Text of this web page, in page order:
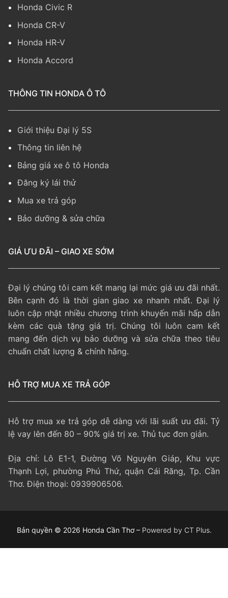
Honda Civic R
Honda CR-V
Honda HR-V
Honda Accord
THÔNG TIN HONDA Ô TÔ
Giới thiệu Đại lý 5S
Thông tin liên hệ
Bảng giá xe ô tô Honda
Đăng ký lái thử
Mua xe trả góp
Bảo dưỡng & sửa chữa
GIÁ ƯU ĐÃI – GIAO XE SỚM
Đại lý chúng tôi cam kết mang lại mức giá ưu đãi nhất.
Bên cạnh đó là thời gian giao xe nhanh nhất. Đại lý
luôn cập nhật nhiều chương trình khuyến mãi hấp dẫn
kèm các quà tặng giá trị. Chúng tôi luôn cam kết
mang đến dịch vụ bảo dưỡng và sửa chữa theo tiêu
chuẩn chất lượng & chính hãng.
HỖ TRỢ MUA XE TRẢ GÓP
Hỗ trợ mua xe trả góp dễ dàng với lãi suất ưu đãi. Tỷ
lệ vay lên đến 80 – 90% giá trị xe. Thủ tục đơn giản.
Địa chỉ: Lô E1-1, Đường Võ Nguyên Giáp, Khu vực
Thạnh Lợi, phường Phú Thứ, quận Cái Răng, Tp. Cần
Thơ. Điện thoại: 0939906506.
Bản quyền © 2026 Honda Cần Thơ – Powered by CT Plus.